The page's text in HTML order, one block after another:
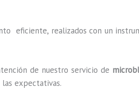
eficiente, realizados con un
de nuestro servicio de
expectativas.